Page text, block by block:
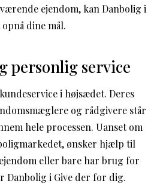
ejendom, kan Danbolig i
dine mål.
personlig service
i højsædet. Deres
og rådgivere står
hele processen. Uanset om
ønsker hjælp til
eller bare har brug for
Danbolig i Give der for dig.